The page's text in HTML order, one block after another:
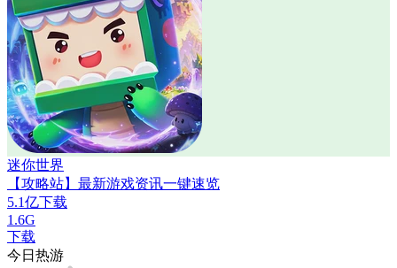
迷你世界
【攻略站】最新游戏资讯一键速览
5.1亿下载
1.6G
下载
今日热游